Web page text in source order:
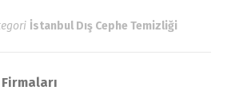
İstanbul Dış Cephe Temizliği